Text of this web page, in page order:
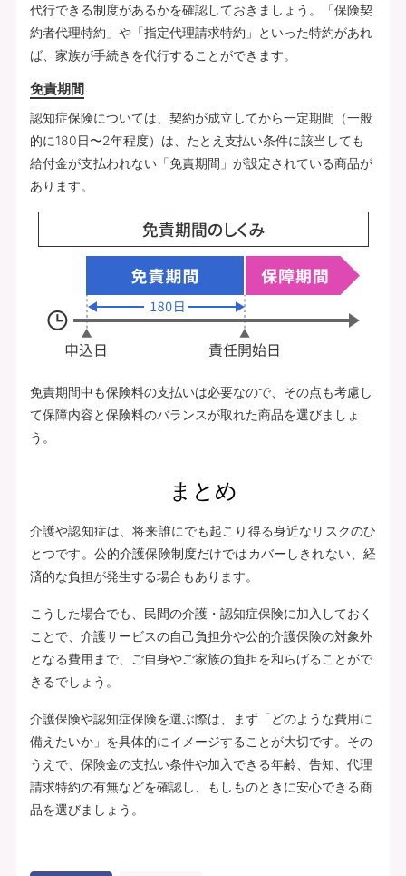
代行できる制度があるかを確認しておきましょう。「保険契
約者代理特約」や「指定代理請求特約」といった特約があれ
ば、家族が手続きを代行することができます。
免責期間
認知症保険については、契約が成立してから一定期間（一般
的に180日〜2年程度）は、たとえ支払い条件に該当しても
給付金が支払われない「免責期間」が設定されている商品が
あります。
免責期間中も保険料の支払いは必要なので、その点も考慮し
て保障内容と保険料のバランスが取れた商品を選びましょ
う。
まとめ
介護や認知症は、将来誰にでも起こり得る身近なリスクのひ
とつです。公的介護保険制度だけではカバーしきれない、経
済的な負担が発生する場合もあります。
こうした場合でも、民間の介護・認知症保険に加入しておく
ことで、介護サービスの自己負担分や公的介護保険の対象外
となる費用まで、ご自身やご家族の負担を和らげることがで
きるでしょう。
介護保険や認知症保険を選ぶ際は、まず「どのような費用に
備えたいか」を具体的にイメージすることが大切です。その
うえで、保険金の支払い条件や加入できる年齢、告知、代理
請求特約の有無などを確認し、もしものときに安心できる商
品を選びましょう。